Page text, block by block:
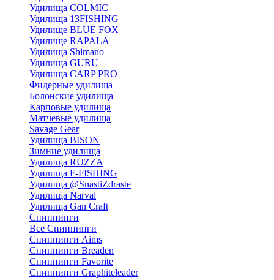
Удилища COLMIC
Удилища 13FISHING
Удилище BLUE FOX
Удилище RAPALA
Удилища Shimano
Удилища GURU
Удилища CARP PRO
Фидерные удилища
Болонские удилища
Карповые удилища
Матчевые удилища
Savage Gear
Удилища BISON
Зимние удилища
Удилища RUZZA
Удилища F-FISHING
Удилища @SnastiZdraste
Удилища Narval
Удилища Gan Craft
Спиннинги
Все Спиннинги
Спиннинги Aims
Спиннинги Breaden
Спиннинги Favorite
Спиннинги Graphiteleader